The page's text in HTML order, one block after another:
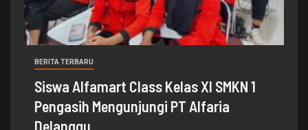
BERITA TERBARU
Siswa Alfamart Class Kelas XI SMKN 1
Pengasih Mengunjungi PT Alfaria
Delanggu